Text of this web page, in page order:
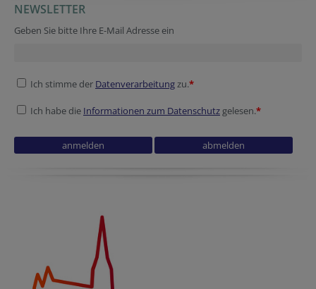
Session ID
Reference
Verification code
Fax
Security token
NEWSLETTER
Geben Sie bitte Ihre E-Mail Adresse ein
Ich stimme der Datenverarbeitungzu.*
Ich habe die Informationen zum Datenschutz gelesen.*